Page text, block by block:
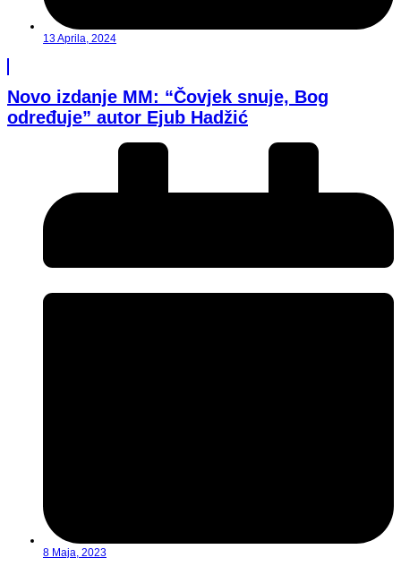
13 Aprila, 2024
Novo izdanje MM: “Čovjek snuje, Bog
određuje” autor Ejub Hadžić
8 Maja, 2023